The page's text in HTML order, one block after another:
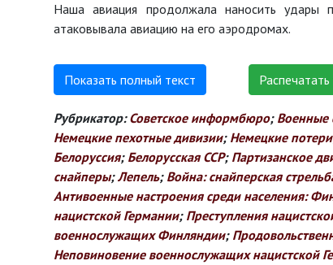
Наша авиация продолжала наносить удары
атаковывала авиацию на его аэродромах.
Показать полный текст Распечатать
Рубрикатор: Советское информбюро; Военные
Немецкие пехотные дивизии; Немецкие потери
Белоруссия; Белорусская ССР; Партизанское
снайперы;Лепель; Война: снайперская
Антивоенные настроения среди населения:
нацистской Германии; Преступления
военнослужащих Финляндии;
Неповиновение военнослужащих нацистской